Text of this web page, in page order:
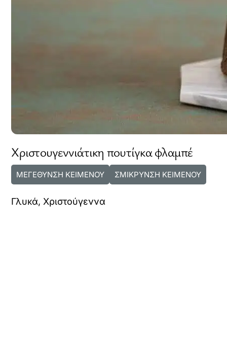
Χριστουγεννιάτικη πουτίγκα φλαμπέ
ΜΕΓΕΘΥΝΣΗ ΚΕΙΜΕΝΟΥ ΣΜΙΚΡΥΝΣΗ ΚΕΙΜΕΝΟΥ
Γλυκά,Χριστούγεννα